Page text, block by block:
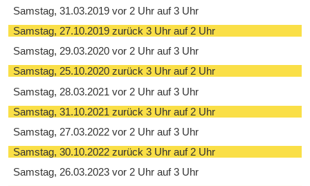
Samstag, 31.03.2019 vor 2 Uhr auf 3 Uhr
Samstag, 27.10.2019 zurück 3 Uhr auf 2 Uhr
Samstag, 29.03.2020 vor 2 Uhr auf 3 Uhr
Samstag, 25.10.2020 zurück 3 Uhr auf 2 Uhr
Samstag, 28.03.2021 vor 2 Uhr auf 3 Uhr
Samstag, 31.10.2021 zurück 3 Uhr auf 2 Uhr
Samstag, 27.03.2022 vor 2 Uhr auf 3 Uhr
Samstag, 30.10.2022 zurück 3 Uhr auf 2 Uhr
Samstag, 26.03.2023 vor 2 Uhr auf 3 Uhr